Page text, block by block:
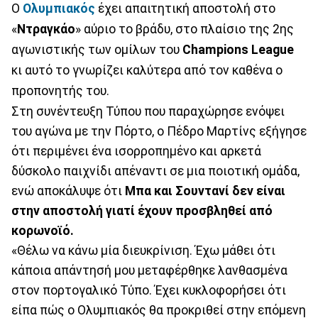
Ο Ολυμπιακός έχει απαιτητική αποστολή στο
«Ντραγκάο» αύριο το βράδυ, στο πλαίσιο της 2ης
αγωνιστικής των ομίλων του Champions League
κι αυτό το γνωρίζει καλύτερα από τον καθένα ο
προπονητής του.
Στη συνέντευξη Τύπου που παραχώρησε ενόψει
του αγώνα με την Πόρτο, ο Πέδρο Μαρτίνς εξήγησε
ότι περιμένει ένα ισορροπημένο και αρκετά
δύσκολο παιχνίδι απέναντι σε μια ποιοτική ομάδα,
ενώ αποκάλυψε ότι Μπα και Σουντανί δεν είναι
στην αποστολή γιατί έχουν προσβληθεί από
κορωνοϊό.
«Θέλω να κάνω μία διευκρίνιση. Έχω μάθει ότι
κάποια απάντησή μου μεταφέρθηκε λανθασμένα
στον πορτογαλικό Τύπο. Έχει κυκλοφορήσει ότι
είπα πώς ο Ολυμπιακός θα προκριθεί στην επόμενη